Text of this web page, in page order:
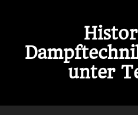
unter